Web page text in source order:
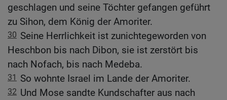
geschlagen und seine Töchter gefangen geführt
zu Sihon, dem König der Amoriter.
30 Seine Herrlichkeit ist zunichtegeworden von
Heschbon bis nach Dibon, sie ist zerstört bis
nach Nofach, bis nach Medeba.
31 So wohnte Israel im Lande der Amoriter.
32 Und Mose sandte Kundschafter aus nach